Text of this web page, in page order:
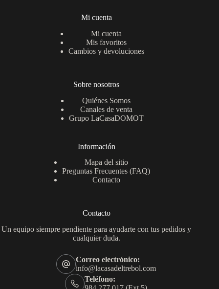
Mi cuenta
Mi cuenta
Mis favoritos
Cambios y devoluciones
Sobre nosotros
Quiénes Somos
Canales de venta
Grupo LaCasaDOMOT
Información
Mapa del sitio
Preguntas Frecuentes (FAQ)
Contacto
Contacto
Un equipo siempre pendiente para ayudarte con tus pedidos y
cualquier duda.
Correo electrónico:
info@lacasadeltrebol.com
Teléfono: